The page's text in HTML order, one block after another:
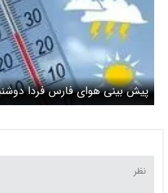
سامانه بارشی و وزش باد تا